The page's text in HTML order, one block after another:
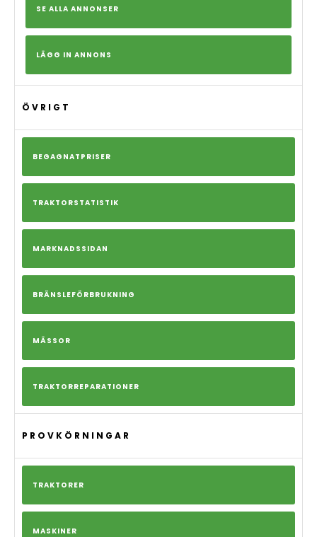
SE ALLA ANNONSER
LÄGG IN ANNONS
ÖVRIGT
BEGAGNATPRISER
TRAKTORSTATISTIK
MARKNADSSIDAN
BRÄNSLEFÖRBRUKNING
MÄSSOR
TRAKTORREPARATIONER
PROVKÖRNINGAR
TRAKTORER
MASKINER